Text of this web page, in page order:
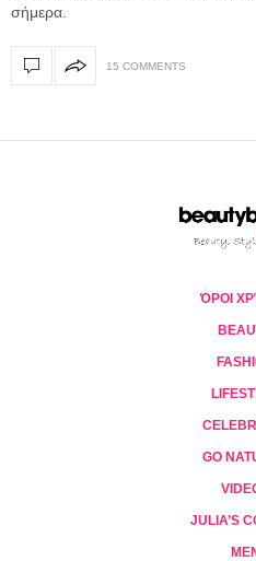
σήμερα.
15 COMMENTS
ΌΡΟΙ
GO
JULIA’S